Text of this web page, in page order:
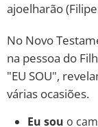
ajoelharão
No Novo
na pessoa do
"EU SOU",
várias ocasiões.
Eu sou o